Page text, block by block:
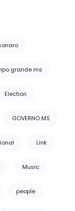
grande ms
Election
GOVERNO MS
Link
Music
people